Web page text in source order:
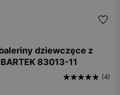
dziewczęce z
83013-11
(4)